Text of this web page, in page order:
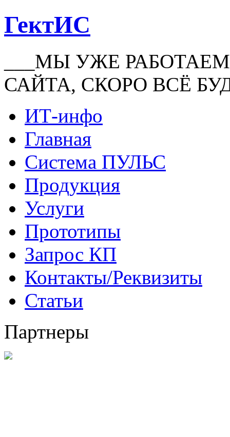
ГектИС
___МЫ УЖЕ
САЙТА, СКОРО ВСЁ
ИТ-инфо
Главная
Система ПУЛЬС
Продукция
Услуги
Прототипы
Запрос КП
Контакты/Реквизиты
Статьи
Партнеры